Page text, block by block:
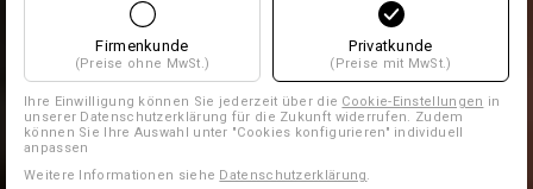
Firmenkunde
(Preise ohne MwSt.)
Privatkunde
(Preise mit MwSt.)
Ihre Einwilligung können Sie jederzeit über die Cookie-Einstellungen in
unserer Datenschutzerklärung für die Zukunft widerrufen. Zudem
können Sie Ihre Auswahl unter "Cookies konfigurieren" individuell
anpassen
Weitere Informationen siehe Datenschutzerklärung.